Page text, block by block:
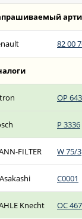
82 00
OP
P 3336
FILTER W 75/3
Asakashi C0001
Knecht OC 467